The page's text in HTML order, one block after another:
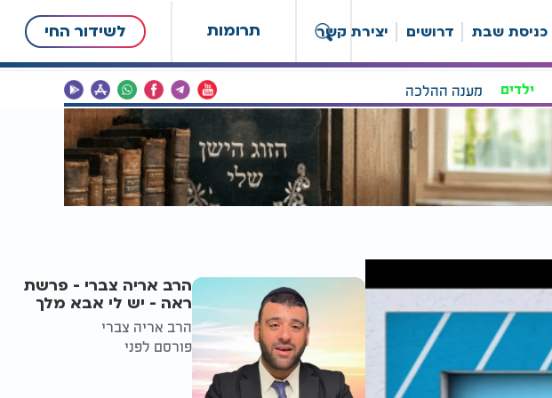
תרומות לשידור החי כניסת שבת דרושים יצירת קשר
ילדים מענה ההלכה
הרב אריה צברי - פרשת
ראה - יש לי אבא מלך
הרב אריה צברי
פורסם לפני